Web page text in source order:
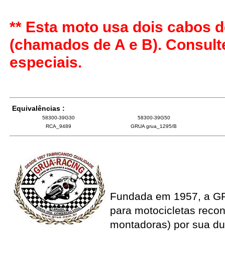
** Esta moto usa dois cabos
(chamados de A e B).
especiais.
Equivalências :
58300-39G30
58300-39G50
RCA_9489
GRUA grua_1295/B
Fundada em 1957, a
para motocicletas
montadoras) por sua